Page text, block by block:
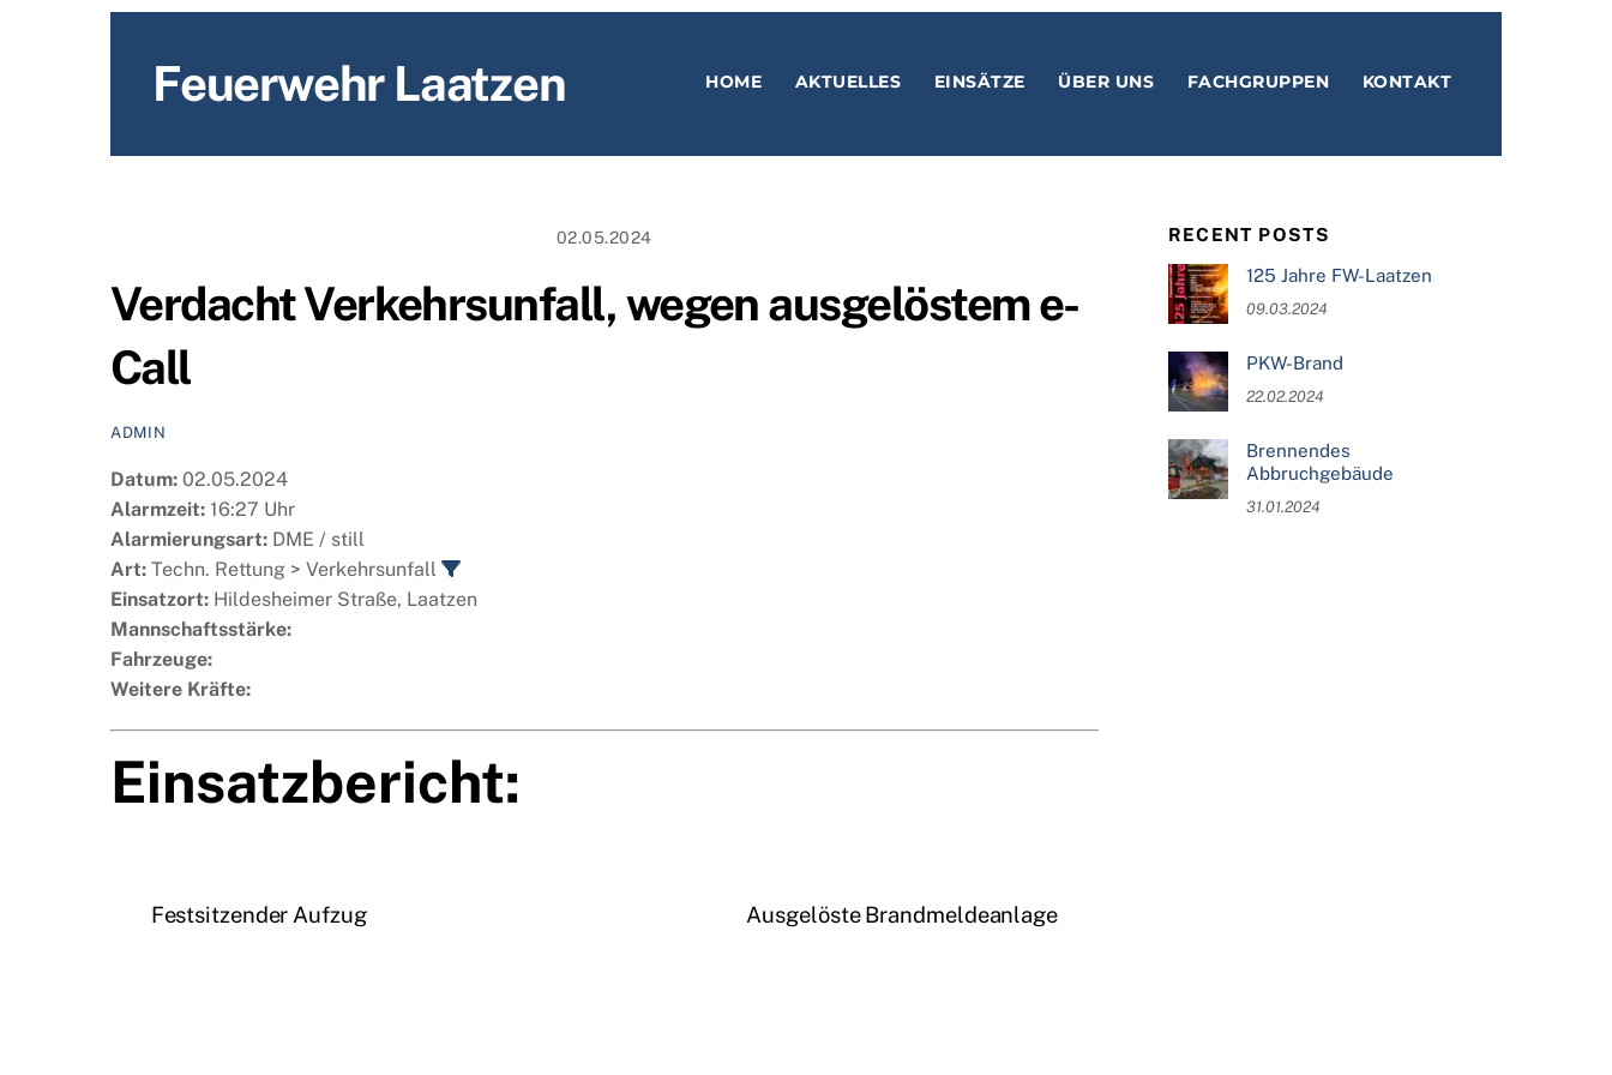
Feuerwehr Laatzen HOME AKTUELLES EINSÄTZE ÜBER UNS FACHGRUPPEN KONTAKT
02.05.2024
Verdacht Verkehrsunfall, wegen ausgelöstem e-
Call
ADMIN
Datum: 02.05.2024
Alarmzeit: 16:27 Uhr
Alarmierungsart: DME / still
Art: Techn. Rettung > Verkehrsunfall
Einsatzort: Hildesheimer Straße, Laatzen
Mannschaftsstärke:
Fahrzeuge:
Weitere Kräfte:
Einsatzbericht:
Festsitzender Aufzug Ausgelöste Brandmeldeanlage
RECENT POSTS
125 Jahre FW-Laatzen
09.03.2024
PKW-Brand
22.02.2024
Brennendes
Abbruchgebäude
31.01.2024